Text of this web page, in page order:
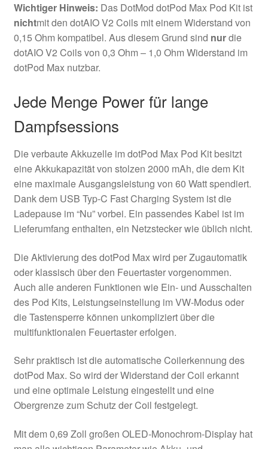
Wichtiger Hinweis: Das DotMod dotPod Max Pod Kit ist
nichtmit den dotAIO V2 Coils mit einem Widerstand von
0,15 Ohm kompatibel. Aus diesem Grund sind nurdie
dotAIO V2 Coils von 0,3 Ohm – 1,0 Ohm Widerstand im
dotPod Max nutzbar.
Jede Menge Power für lange
Dampfsessions
Die verbaute Akkuzelle im dotPod Max Pod Kit besitzt
eine Akkukapazität von stolzen 2000 mAh, die dem Kit
eine maximale Ausgangsleistung von 60 Watt spendiert.
Dank dem USB Typ-C Fast Charging System ist die
Ladepause im “Nu” vorbei. Ein passendes Kabel ist im
Lieferumfang enthalten, ein Netzstecker wie üblich nicht.
Die Aktivierung des dotPod Max wird per Zugautomatik
oder klassisch über den Feuertaster vorgenommen.
Auch alle anderen Funktionen wie Ein- und Ausschalten
des Pod Kits, Leistungseinstellung im VW-Modus oder
die Tastensperre können unkompliziert über die
multifunktionalen Feuertaster erfolgen.
Sehr praktisch ist die automatische Coilerkennung des
dotPod Max. So wird der Widerstand der Coil erkannt
und eine optimale Leistung eingestellt und eine
Obergrenze zum Schutz der Coil festgelegt.
Mit dem 0,69 Zoll großen OLED-Monochrom-Display hat